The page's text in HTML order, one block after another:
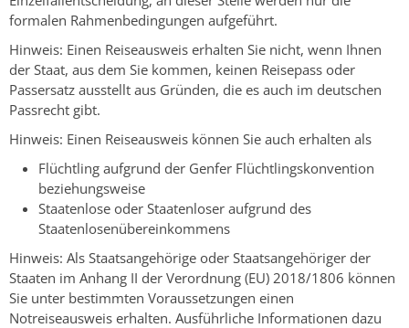
formalen Rahmenbedingungen aufgeführt.
Hinweis: Einen Reiseausweis erhalten Sie nicht, wenn Ihnen
der Staat, aus dem Sie kommen, keinen Reisepass oder
Passersatz ausstellt aus Gründen, die es auch im deutschen
Passrecht gibt.
Hinweis: Einen Reiseausweis können Sie auch erhalten als
Flüchtling aufgrund der Genfer Flüchtlingskonvention
beziehungsweise
Staatenlose oder Staatenloser aufgrund des
Staatenlosenübereinkommens
Hinweis: Als Staatsangehörige oder Staatsangehöriger der
Staaten im Anhang II der Verordnung (EU) 2018/1806 können
Sie unter bestimmten Voraussetzungen einen
Notreiseausweis erhalten. Ausführliche Informationen dazu